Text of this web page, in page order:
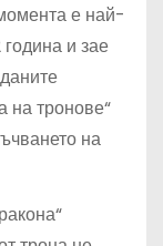
е най-
и зае
на тронове“
на